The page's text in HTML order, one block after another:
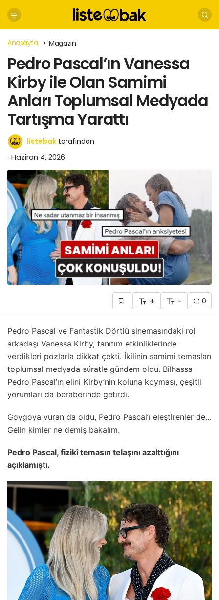
Anasayfa Magazin
Pedro Pascal’ın Vanessa
Kirby ile Olan Samimi
Anları Toplumsal Medyada
Tartışma Yarattı
listebak tarafından
Haziran 4, 2026
+ - 0
Pedro Pascal ve Fantastik Dörtlü sinemasındaki rol
arkadaşı Vanessa Kirby, tanıtım etkinliklerinde
verdikleri pozlarla dikkat çekti. İkilinin samimi temasları
toplumsal medyada süratle gündem oldu. Bilhassa
Pedro Pascal’ın elini Kirby’nin koluna koyması, çeşitli
yorumları da beraberinde getirdi.
Goygoya vuran da oldu, Pedro Pascal’ı eleştirenler de…
Gelin kimler ne demiş bakalım.
Pedro Pascal, fizikî temasın telaşını azalttığını
açıklamıştı.